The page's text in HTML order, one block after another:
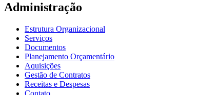
Administração
Estrutura Organizacional
Serviços
Documentos
Planejamento Orçamentário
Aquisições
Gestão de Contratos
Receitas e Despesas